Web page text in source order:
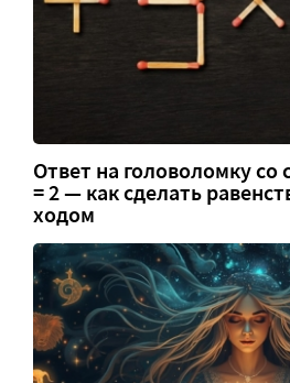
Ответ на головоломку со
= 2 — как сделать
ходом